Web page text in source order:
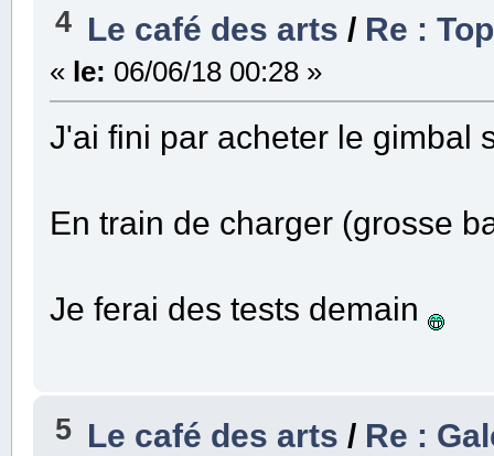
4 Le café des arts / Re :
« le: 06/06/18 00:28 »
J'ai fini par acheter le gimbal
En train de charger (grosse
Je ferai des tests demain
5 Le café des arts / Re :